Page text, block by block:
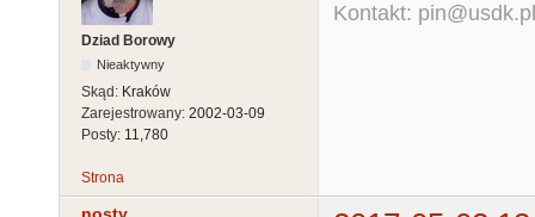
Dziad Borowy
Nieaktywny
Skąd: Kraków
Zarejestrowany: 2002-03-09
Posty: 11,780
Kontakt: pin@usdk.pl
Strona
nosty